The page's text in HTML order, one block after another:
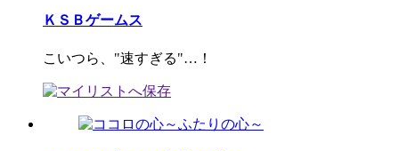
ＫＳＢゲームス
こいつら、"速すぎる"…！